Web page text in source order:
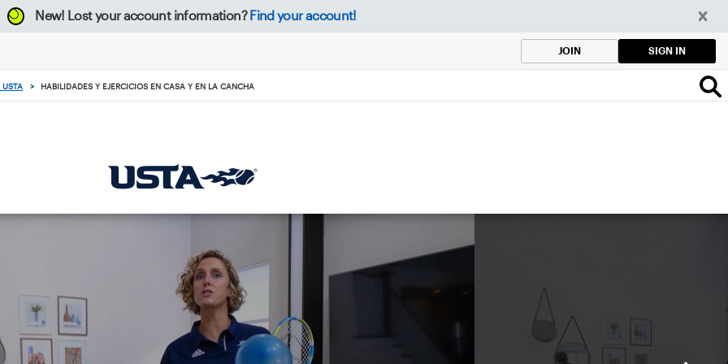
New! Lost your account information? Find your account!
JOIN SIGN IN
USTA > HABILIDADES Y EJERCICIOS EN CASA Y EN LA CANCHA